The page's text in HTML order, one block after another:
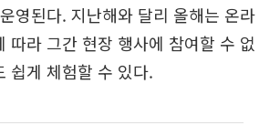
영된다. 지난해와 달리 올해는 온라
따라 그간 현장 행사에 참여할 수 없
쉽게 체험할 수 있다.